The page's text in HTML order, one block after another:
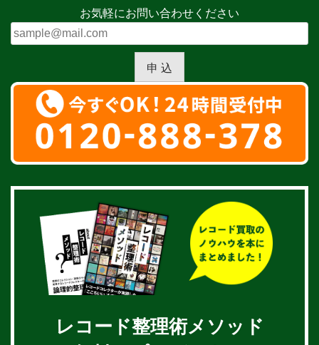
お気軽にお問い合わせください
申 込
レコード整理術メソッド